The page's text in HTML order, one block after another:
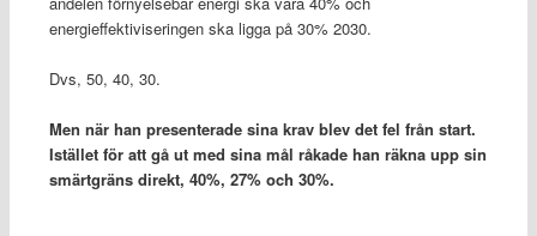
energieffektiviseringen ska ligga på 30% 2030.
Dvs, 50, 40, 30.
Men när han presenterade sina krav blev det fel från start.
Istället för att gå ut med sina mål råkade han räkna upp sin
smärtgräns direkt, 40%, 27% och 30%.